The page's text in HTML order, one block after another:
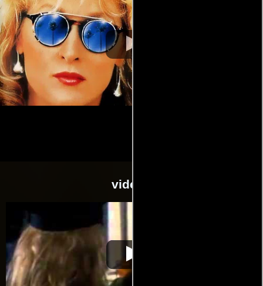
videos
Recuerdos de
Hollywood
Video de la película Recuerdos de
Hollywood